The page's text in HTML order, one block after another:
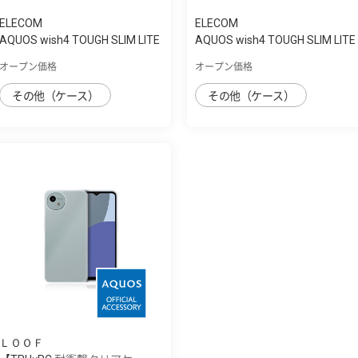
ELECOM
AQUOS wish4 TOUGH SLIM LITE
オープン価格
その他（ケース）
ELECOM
AQUOS wish4 TOUGH SLIM LITE
オープン価格
その他（ケース）
ＬＯＯＦ